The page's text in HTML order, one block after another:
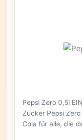
Pepsi Zero 0,5l
Zucker Pepsi
Cola für alle, die